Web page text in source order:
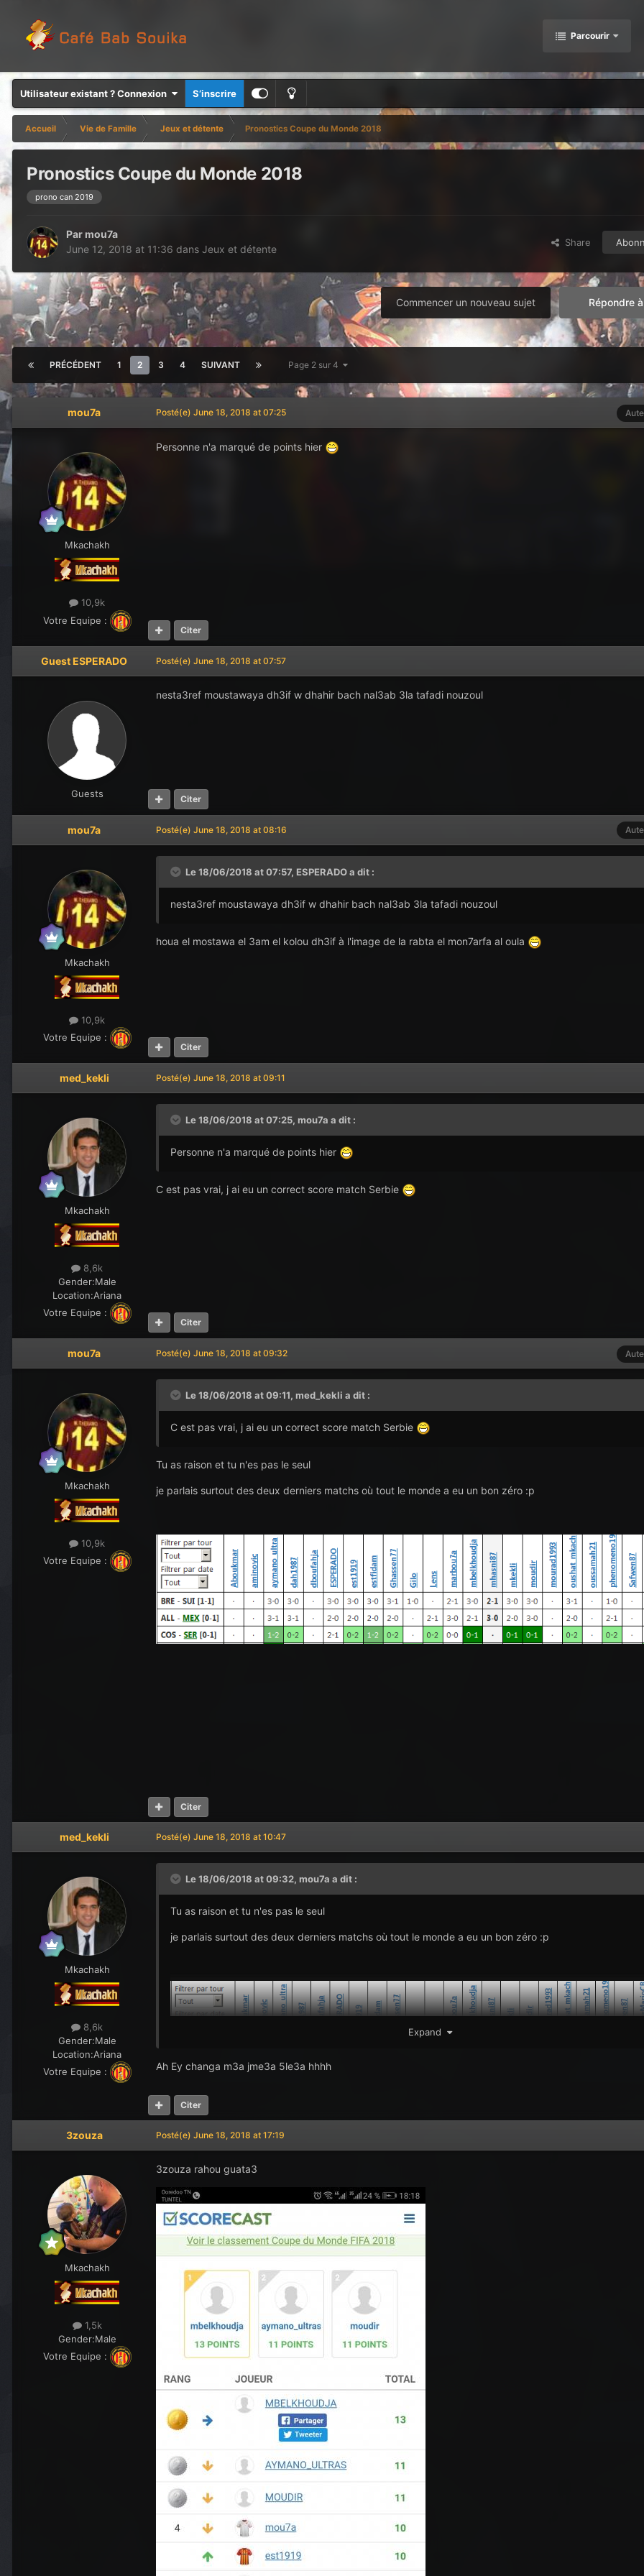
Parcourir
Utilisateur existant ? Connexion S’inscrire
Accueil Vie de Famille Jeux et détente Pronostics Coupe du Monde 2018
Pronostics Coupe du Monde 2018
prono can 2019
Par mou7a
June 12, 2018 at 11:36 dans Jeux et détente
Share
Répondre
Commencer un nouveau sujet
PRÉCÉDENT 1 2 3 4 SUIVANT Page 2 sur 4
mou7a
Mkachakh
10,9k
Votre Equipe :
Posté(e) June 18, 2018 at 07:25
Personne n'a marqué de points hier
Citer
Guest ESPERADO
Guests
Posté(e) June 18, 2018 at 07:57
nesta3ref moustawaya dh3if w dhahir bach nal3ab 3la tafadi nouzoul
Citer
mou7a
Mkachakh
10,9k
Votre Equipe :
Posté(e) June 18, 2018 at 08:16
Le 18/06/2018 at 07:57, ESPERADOa dit :
nesta3ref moustawaya dh3if w dhahir bach nal3ab 3la tafadi nouzoul
houa el mostawa el 3am el kolou dh3if à l'image de la rabta el mon7arfa al oula
Citer
med_kekli
Mkachakh
8,6k
Gender:Male
Location:Ariana
Votre Equipe :
Posté(e) June 18, 2018 at 09:11
Le 18/06/2018 at 07:25, mou7a a dit :
Personne n'a marqué de points hier
C est pas vrai, j ai eu un correct score match Serbie
Citer
mou7a
Mkachakh
10,9k
Votre Equipe :
Posté(e) June 18, 2018 at 09:32
Le 18/06/2018 at 09:11, med_kekli a dit :
C est pas vrai, j ai eu un correct score match Serbie
Tu as raison et tu n'es pas le seul
je parlais surtout des deux derniers matchs où tout le monde a eu un bon zéro :p
Citer
med_kekli
Mkachakh
8,6k
Gender:Male
Location:Ariana
Votre Equipe :
Posté(e) June 18, 2018 at 10:47
Le 18/06/2018 at 09:32, mou7a a dit :
Tu as raison et tu n'es pas le seul
je parlais surtout des deux derniers matchs où tout le monde a eu un bon zéro :p
Expand
Ah Ey changa m3a jme3a 5le3a hhhh
Citer
3zouza
Mkachakh
1,5k
Gender:Male
Votre Equipe :
Posté(e) June 18, 2018 at 17:19
3zouza rahou guata3